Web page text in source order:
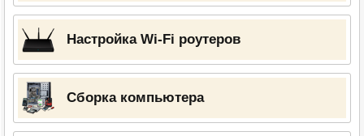
Настройка Wi-Fi роутеров
Сборка компьютера